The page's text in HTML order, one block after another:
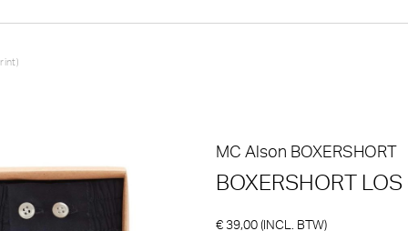
deze producten ook
MC Alson BOXERSHORT
BOXERSHORT LOS
€ 39,00 (INCL. BTW)